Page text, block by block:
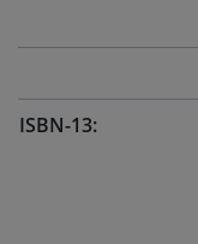
ISBN-13: